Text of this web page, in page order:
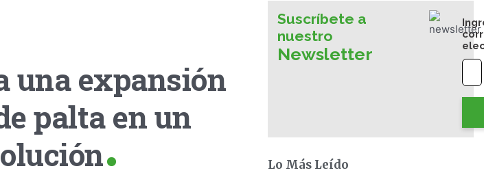
una expansión
palta en un
Suscríbete a
nuestro
Newsletter
Lo Más Leído